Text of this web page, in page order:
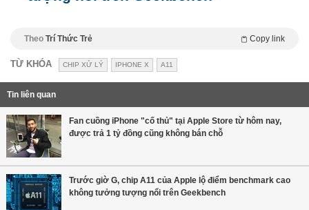
Theo Trí Thức Trẻ Copy link
TỪ KHÓA CHIP XỬ LÝ IPHONE X A11
Tin liên quan
Fan cuồng iPhone "cố thủ" tại Apple Store từ hôm nay,
được trả 1 tỷ đồng cũng không bán chỗ
Trước giờ G, chip A11 của Apple lộ điểm benchmark cao
không tưởng tượng nổi trên Geekbench